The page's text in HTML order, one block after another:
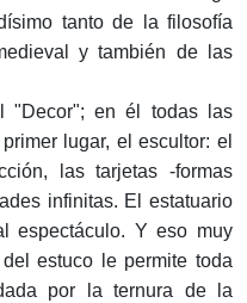
tanto de la filosofía
y también de las
"Decor"; en él todas las
lugar, el escultor: el
las tarjetas -formas
infinitas. El estatuario
espectáculo. Y eso muy
estuco le permite toda
por la ternura de la